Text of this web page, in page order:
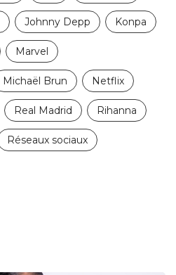
Johnny Depp Konpa
Marvel
Michaël Brun Netflix
Real Madrid Rihanna
Réseaux sociaux